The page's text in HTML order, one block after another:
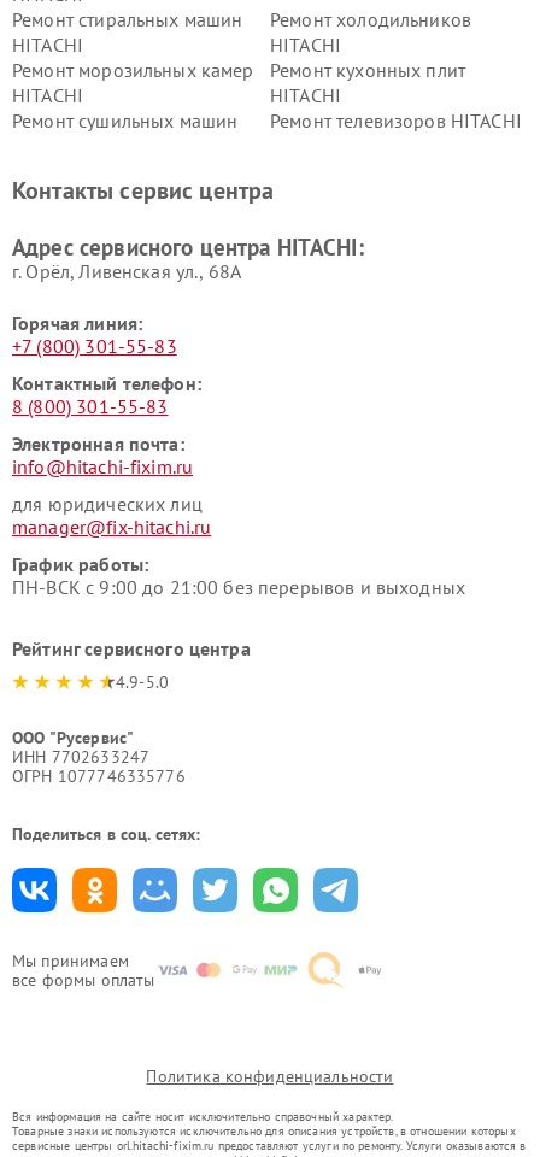
Мы принимаем
все формы оплаты
Ремонт стиральных машин
HITACHI
Ремонт холодильников
HITACHI
Ремонт морозильных камер
HITACHI
Ремонт кухонных плит
HITACHI
Ремонт сушильных машин
Ремонт телевизоров HITACHI
данных HITACHI
HITACHI
HITACHI
HITACHI
Контакты сервис центра
Адрес сервисного центра HITACHI:
г. Орёл, Ливенская ул., 68А
Горячая линия:
+7 (800) 301-55-83
Контактный телефон:
8 (800) 301-55-83
Электронная почта:
info@hitachi-fixim.ru
для юридических лиц
manager@fix-hitachi.ru
График работы:
ПН-ВСК с 9:00 до 21:00 без перерывов и выходных
Рейтинг сервисного центра
4.9-5.0
ООО "Русервис"
ИНН 7702633247
ОГРН 1077746335776
Поделиться в соц. сетях:
Политика конфиденциальности
Вся информация на сайте носит исключительно справочный характер.
Товарные знаки используются исключительно для описания устройств, в отношении которых
сервисные центры orl.hitachi-fixim.ru предоставляют услуги по ремонту. Услуги оказываются в